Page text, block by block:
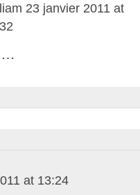
23 janvier 2011 at
at 13:24